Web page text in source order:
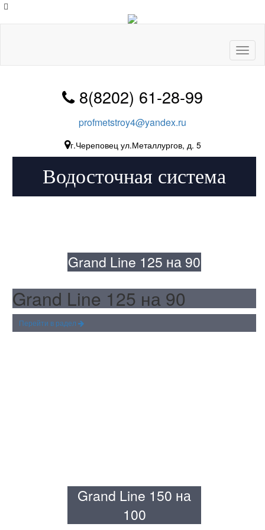
8(8202) 61-28-99
profmetstroy4@yandex.ru
г.Череповец ул.Металлургов, д. 5
Водосточная система
Grand Line 125 на 90
Grand Line 125 на 90
Перейти в радел
Grand Line 150 на
100